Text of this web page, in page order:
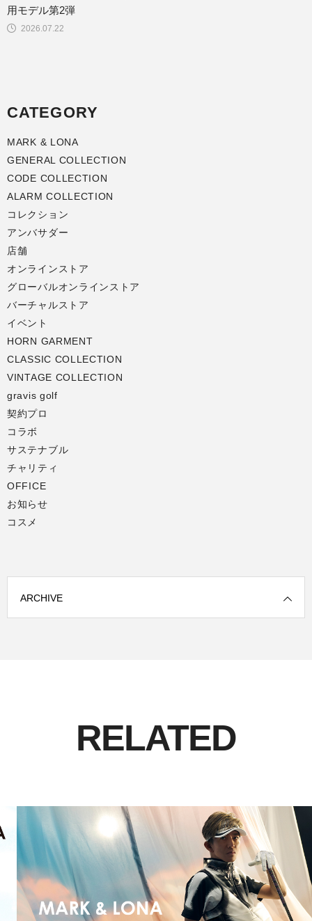
2026.07.22
用モデル第2弾
CATEGORY
MARK & LONA
GENERAL COLLECTION
CODE COLLECTION
ALARM COLLECTION
コレクション
アンバサダー
店舗
オンラインストア
グローバルオンラインストア
バーチャルストア
イベント
HORN GARMENT
CLASSIC COLLECTION
VINTAGE COLLECTION
gravis golf
契約プロ
コラボ
サステナブル
チャリティ
OFFICE
お知らせ
コスメ
ARCHIVE
RELATED